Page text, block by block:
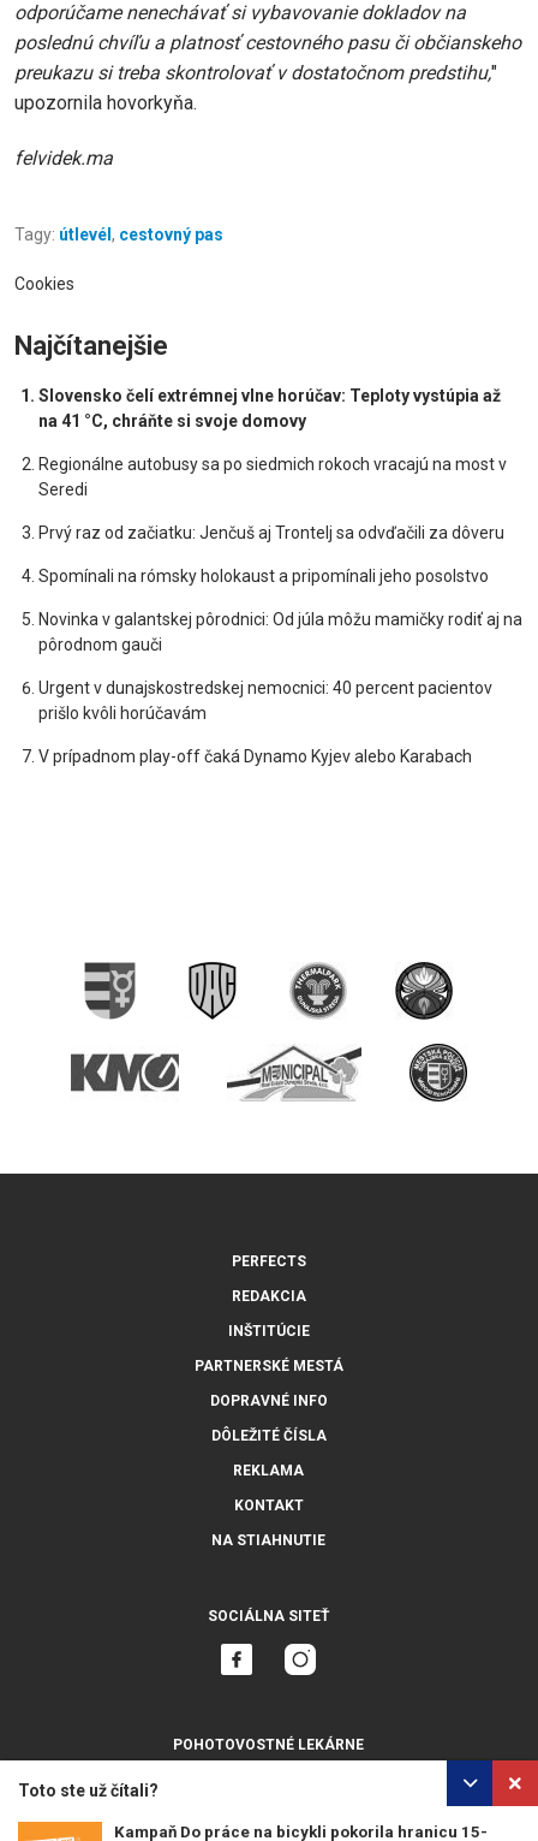
odporúčame nenechávať si vybavovanie dokladov na
poslednú chvíľu a platnosť cestovného pasu či občianskeho
preukazu si treba skontrolovať v dostatočnom predstihu,"
upozornila hovorkyňa.
felvidek.ma
Toto ste už čítali?
Kampaň Do práce na bicykli pokorila hranicu 15-
Tagy: útlevél , cestovný pas
Cookies
Najčítanejšie
Slovensko čelí extrémnej vlne horúčav: Teploty vystúpia až
na 41 °C, chráňte si svoje domovy
Regionálne autobusy sa po siedmich rokoch vracajú na most v
Seredi
Prvý raz od začiatku: Jenčuš aj Trontelj sa odvďačili za dôveru
Spomínali na rómsky holokaust a pripomínali jeho posolstvo
Novinka v galantskej pôrodnici: Od júla môžu mamičky rodiť aj na
pôrodnom gauči
Urgent v dunajskostredskej nemocnici: 40 percent pacientov
prišlo kvôli horúčavám
V prípadnom play-off čaká Dynamo Kyjev alebo Karabach
PERFECTS
REDAKCIA
INŠTITÚCIE
PARTNERSKÉ MESTÁ
DOPRAVNÉ INFO
DÔLEŽITÉ ČÍSLA
REKLAMA
KONTAKT
NA STIAHNUTIE
SOCIÁLNA SITEŤ
POHOTOVOSTNÉ LEKÁRNE